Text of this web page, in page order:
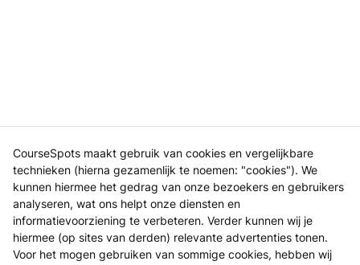
CourseSpots maakt gebruik van cookies en vergelijkbare
technieken (hierna gezamenlijk te noemen: "cookies"). We
kunnen hiermee het gedrag van onze bezoekers en gebruikers
analyseren, wat ons helpt onze diensten en
informatievoorziening te verbeteren. Verder kunnen wij je
hiermee (op sites van derden) relevante advertenties tonen.
Voor het mogen gebruiken van sommige cookies, hebben wij